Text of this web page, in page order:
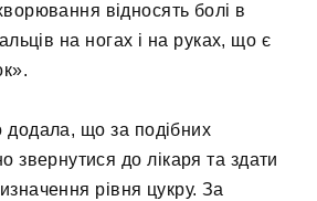
відносять болі в
на ногах і на руках, що є
додала, що за подібних
звернутися до лікаря та здати
рівня цукру. За